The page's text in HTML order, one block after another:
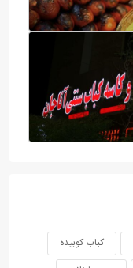
کباب کوبیده